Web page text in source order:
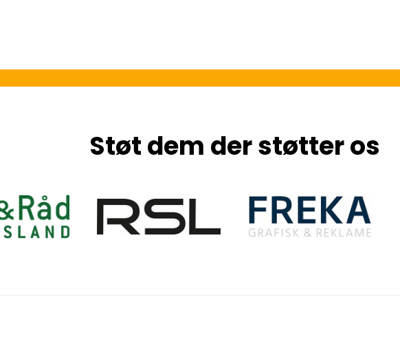
Støt dem der støtter os